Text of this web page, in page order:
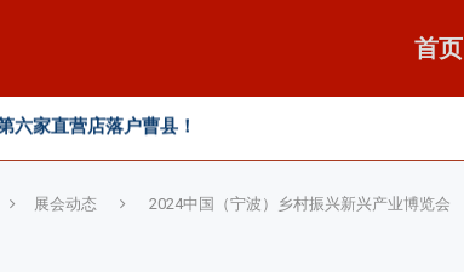
首页
推广中心高产示范田测产观摩会见证鄂中肥效
，和合共生——2026WAFI畜牧科技创新论坛启动会...
展会动态 2024中国（宁波）乡村振兴新兴产业博览会